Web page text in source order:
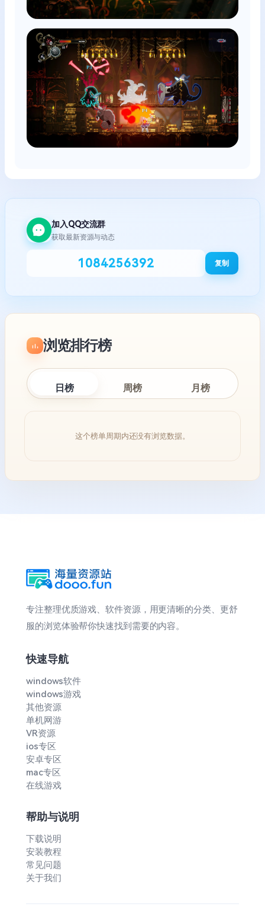
加入QQ交流群
获取最新资源与动态
1084256392 复制
浏览排行榜
日榜 周榜 月榜
这个榜单周期内还没有浏览数据。
专注整理优质游戏、软件资源，用更清晰的分类、更舒
服的浏览体验帮你快速找到需要的内容。
快速导航
windows软件
windows游戏
其他资源
单机网游
VR资源
ios专区
安卓专区
mac专区
在线游戏
帮助与说明
下载说明
安装教程
常见问题
关于我们